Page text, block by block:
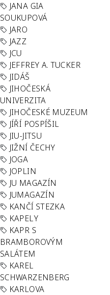
JANA GIA
SOUKUPOVÁ
JARO
JAZZ
JCU
JEFFREY A. TUCKER
JIDÁŠ
JIHOČESKÁ
UNIVERZITA
JIHOČESKÉ MUZEUM
JÍŘÍ POSPÍŠIL
JIU-JITSU
JIŽNÍ ČECHY
JOGA
JOPLIN
JU MAGAZÍN
JUMAGAZÍN
KANČÍ STEZKA
KAPELY
KAPR S
BRAMBOROVÝM
SALÁTEM
KAREL
SCHWARZENBERG
KARLOVA